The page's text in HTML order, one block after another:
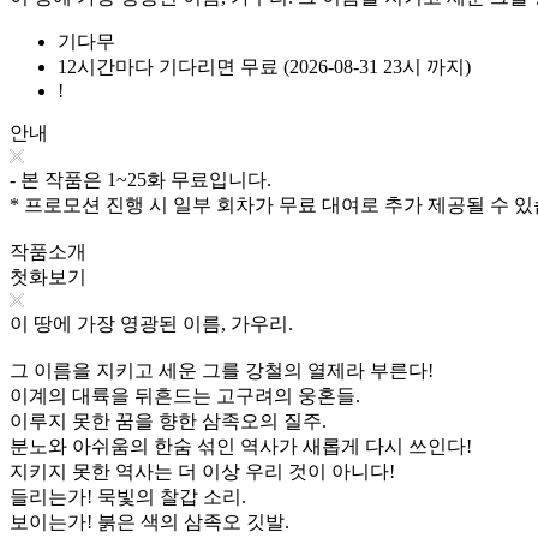
기다무
12시간마다 기다리면 무료 (2026-08-31 23시 까지)
!
안내
- 본 작품은 1~25화 무료입니다.
* 프로모션 진행 시 일부 회차가 무료 대여로 추가 제공될 수 있
작품소개
첫화보기
이 땅에 가장 영광된 이름, 가우리.
그 이름을 지키고 세운 그를 강철의 열제라 부른다!
이계의 대륙을 뒤흔드는 고구려의 웅혼들.
이루지 못한 꿈을 향한 삼족오의 질주.
분노와 아쉬움의 한숨 섞인 역사가 새롭게 다시 쓰인다!
지키지 못한 역사는 더 이상 우리 것이 아니다!
들리는가! 묵빛의 찰갑 소리.
보이는가! 붉은 색의 삼족오 깃발.